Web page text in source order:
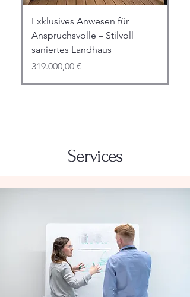
Exklusives Anwesen für
Anspruchsvolle – Stilvoll
saniertes Landhaus
Preis
319.000,00 €
Großes freistehendes 6
Zimmer Einfamilienhaus mit
Werkstatt/Garage & Garten
Nicht verfügbar
Gemütliches Einfamilienhaus
mit Charme – renoviert, sofort
bezugsfertig
Nicht verfügbar
Große 4 Zimmer Wohnung in
Top Lage Pirmasens-Ruhbank
Preis
119.000,00 €
Services